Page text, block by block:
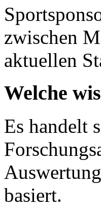
zwischen
aktuellen
Welche
Es handelt
basiert.